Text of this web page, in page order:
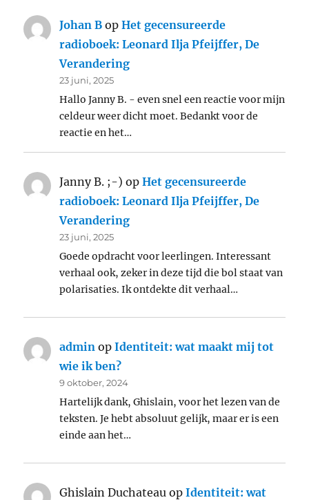
Johan B opHet gecensureerde
radioboek: Leonard Ilja Pfeijffer, De
Verandering
23 juni, 2025
Hallo Janny B. - even snel een reactie voor mijn
celdeur weer dicht moet. Bedankt voor de
reactie en het…
Janny B. ;-) opHet gecensureerde
radioboek: Leonard Ilja Pfeijffer, De
Verandering
23 juni, 2025
Goede opdracht voor leerlingen. Interessant
verhaal ook, zeker in deze tijd die bol staat van
polarisaties. Ik ontdekte dit verhaal…
admin opIdentiteit: wat maakt mij tot
wie ik ben?
9 oktober, 2024
Hartelijk dank, Ghislain, voor het lezen van de
teksten. Je hebt absoluut gelijk, maar er is een
einde aan het…
Ghislain Duchateau opIdentiteit: wat